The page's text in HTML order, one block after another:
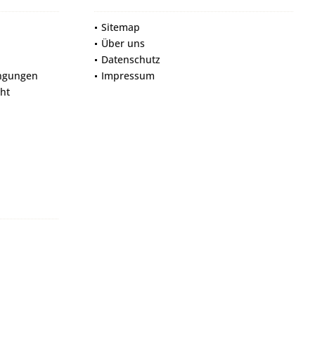
Sitemap
Über uns
Datenschutz
Impressum